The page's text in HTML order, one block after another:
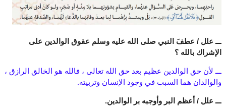
ـــ علل / عطفَ النبي صلى الله عليه وسلم عقوق الوالدين على
الإشراك بالله ؟
ـــ لأن حق الوالدين عظيم بعد حق الله تعالى ، فالله هو الخالق الرازق ،
والوالدان هما السبب في وجود الإنسان وتربيته.
ـــ علل / أعظم البر وأوجبه بر الوالدين.